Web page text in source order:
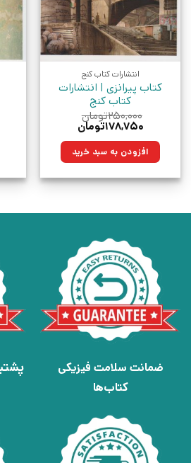
انتشارات کتاب کنج
کتاب پیرانزی | انتشارات
کتاب کنج
۲۵۰,۰۰۰تومان
قیمت
۲۵۰,۰۰۰تومان
بود.
۱۷۸,۷۵۰تومان
۱۷۸,۷۵۰تومان.افزودن به سبد خرید
ضمانت سلامت فیزیکی
کتاب‌ها